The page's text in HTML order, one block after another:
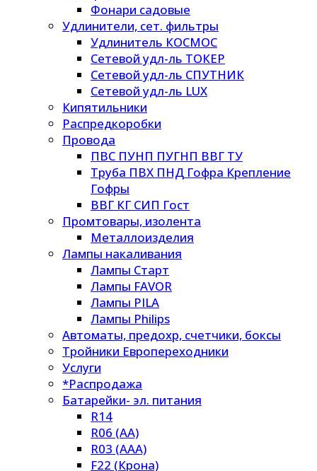
Фонари садовые
Удлинители, сет. фильтры
Удлинитель КОСМОС
Сетевой удл-ль ТОКЕР
Сетевой удл-ль СПУТНИК
Сетевой удл-ль LUX
Кипятильники
Распредкоробки
Провода
ПВС ПУНП ПУГНП ВВГ ТУ
Труба ПВХ ПНД Гофра Крепление
Гофры
ВВГ КГ СИП Гост
Промтовары, изолента
Металлоизделия
Лампы накаливания
Лампы Старт
Лампы FAVOR
Лампы PILA
Лампы Philips
Автоматы, предохр, счетчики, боксы
Тройники Европереходники
Услуги
*Распродажа
Батарейки- эл. питания
R14
R06 (AA)
R03 (AAA)
F22 (Крона)